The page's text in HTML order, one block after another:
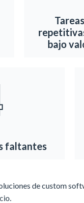
Tareas
bajo
faltantes
de custom